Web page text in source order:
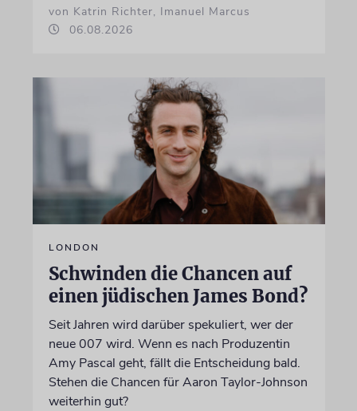
von Katrin Richter, Imanuel Marcus
06.08.2026
LONDON
Schwinden die Chancen auf
einen jüdischen James Bond?
Seit Jahren wird darüber spekuliert, wer der
neue 007 wird. Wenn es nach Produzentin
Amy Pascal geht, fällt die Entscheidung bald.
Stehen die Chancen für Aaron Taylor-Johnson
weiterhin gut?